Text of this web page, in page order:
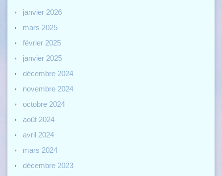
janvier 2026
mars 2025
février 2025
janvier 2025
décembre 2024
novembre 2024
octobre 2024
août 2024
avril 2024
mars 2024
décembre 2023